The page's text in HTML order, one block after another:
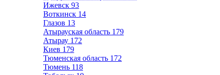
Ижевск 93
Воткинск 14
Глазов 13
Атырауская область 179
Атырау 172
Киев 179
Тюменская область 172
Тюмень 118